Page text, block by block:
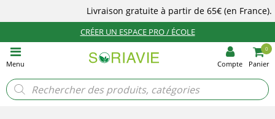
Livraison gratuite à partir de 65€(en France).
CRÉER UN ESPACE PRO / ÉCOLE
Menu Compte
0
Panier
Recherche
de
produits